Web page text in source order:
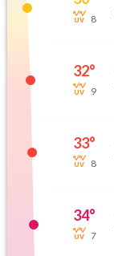
8
32°
9
33°
8
34°
7